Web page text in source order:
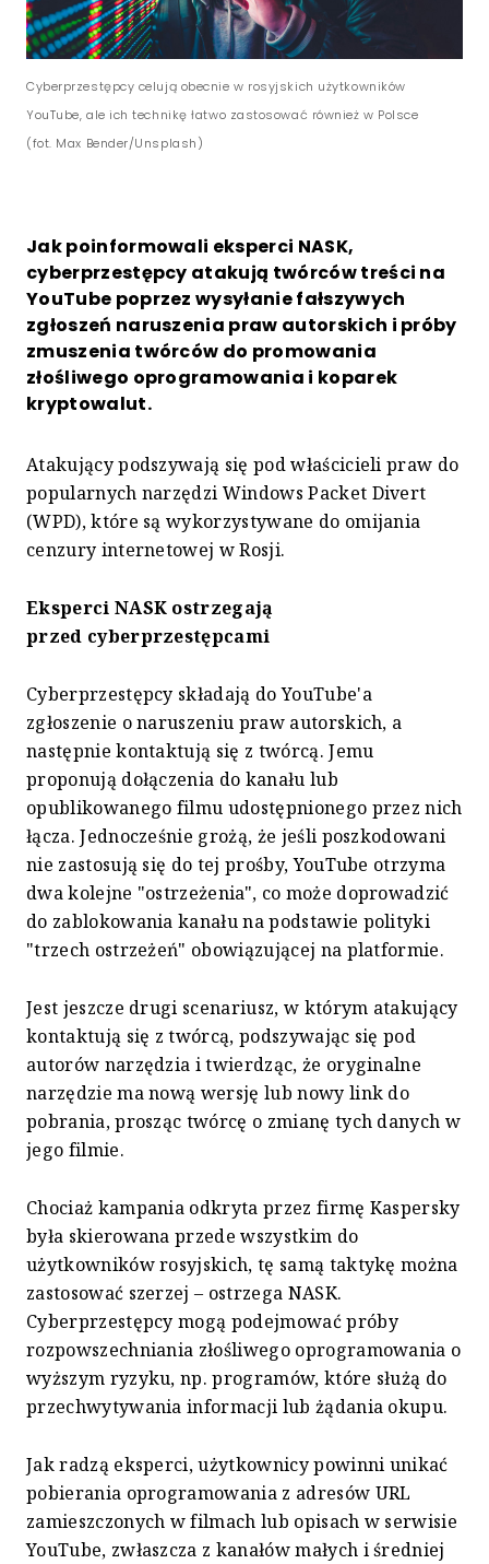
Cyberprzestępcy celują obecnie w rosyjskich użytkowników
YouTube, ale ich technikę łatwo zastosować również w Polsce
(fot. Max Bender/Unsplash)
Jak poinformowali eksperci NASK,
cyberprzestępcy atakują twórców treści na
YouTube poprzez wysyłanie fałszywych
zgłoszeń naruszenia praw autorskich i próby
zmuszenia twórców do promowania
złośliwego oprogramowania i koparek
kryptowalut.
Atakujący podszywają się pod właścicieli praw do
popularnych narzędzi Windows Packet Divert
(WPD), które są wykorzystywane do omijania
cenzury internetowej w Rosji.
Eksperci NASK ostrzegają
przed cyberprzestępcami
Cyberprzestępcy składają do YouTube'a
zgłoszenie o naruszeniu praw autorskich, a
następnie kontaktują się z twórcą. Jemu
proponują dołączenia do kanału lub
opublikowanego filmu udostępnionego przez nich
łącza. Jednocześnie grożą, że jeśli poszkodowani
nie zastosują się do tej prośby, YouTube otrzyma
dwa kolejne "ostrzeżenia", co może doprowadzić
do zablokowania kanału na podstawie polityki
"trzech ostrzeżeń" obowiązującej na platformie.
Jest jeszcze drugi scenariusz, w którym atakujący
kontaktują się z twórcą, podszywając się pod
autorów narzędzia i twierdząc, że oryginalne
narzędzie ma nową wersję lub nowy link do
pobrania, prosząc twórcę o zmianę tych danych w
jego filmie.
Chociaż kampania odkryta przez firmę Kaspersky
była skierowana przede wszystkim do
użytkowników rosyjskich, tę samą taktykę można
zastosować szerzej – ostrzega NASK.
Cyberprzestępcy mogą podejmować próby
rozpowszechniania złośliwego oprogramowania o
wyższym ryzyku, np. programów, które służą do
przechwytywania informacji lub żądania okupu.
Jak radzą eksperci, użytkownicy powinni unikać
pobierania oprogramowania z adresów URL
zamieszczonych w filmach lub opisach w serwisie
YouTube, zwłaszcza z kanałów małych i średniej